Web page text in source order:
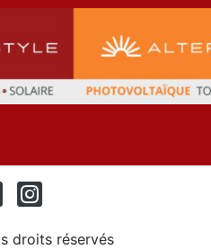
droits réservés